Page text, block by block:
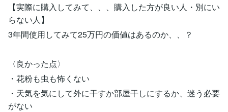
【実際に購入してみて、、、購入した方が良い人・別にい
らない人】
3年間使用してみて25万円の価値はあるのか、、？
〈良かった点〉
・花粉も虫も怖くない
・天気を気にして外に干すか部屋干しにするか、迷う必要
がない